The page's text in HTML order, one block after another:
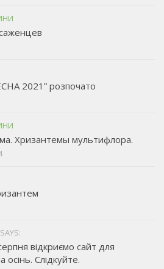
2021” розпочато
Хризантемы мультифлора.
відкриємо сайт для
Слідкуйте.